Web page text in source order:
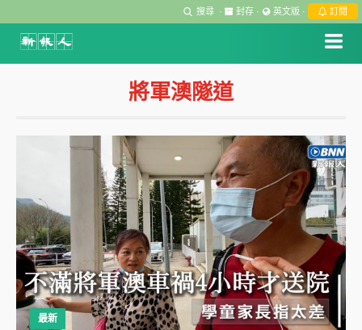
搜尋 · 封存 · 英文版 · 訂閱
將軍澳隧道
最新